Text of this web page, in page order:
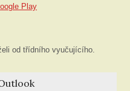
Play
od třídního vyučujícího.